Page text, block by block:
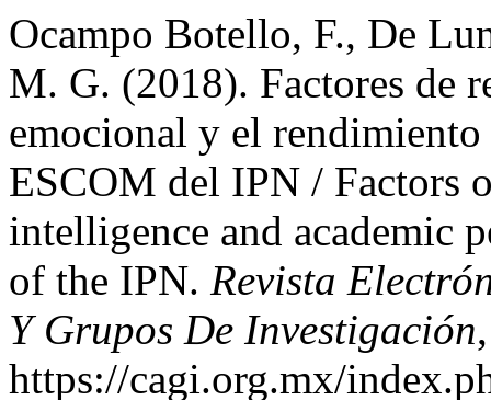
Ocampo Botello, F., De
M. G. (2018). Factores de
emocional y el rendimiento
ESCOM del IPN / Factors
intelligence and academic
of the IPN. Revista
Y Grupos De Investigación
https://cagi.org.mx/